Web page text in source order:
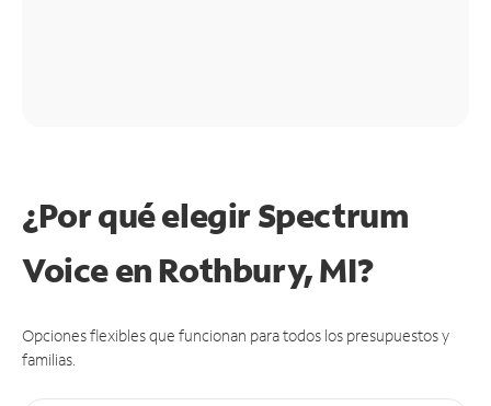
¿Por qué elegir Spectrum
Voice en Rothbury, MI?
Opciones flexibles que funcionan para todos los presupuestos y
familias.